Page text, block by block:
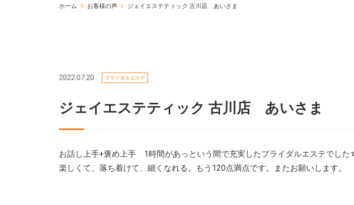
ホーム お客様の声 ジェイエステティック 古川店 あいさま
2022.07.20 ブライダルエステ
ジェイエステティック 古川店 あいさま
お話し上手+褒め上手 1時間があっという間で充実したブライダルエステでし
楽しくて、落ち着けて、細くなれる。もう120点満点です。またお願いします。